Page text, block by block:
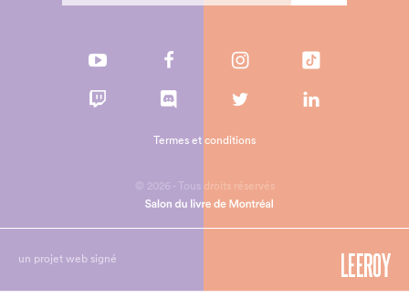
© 2026 - Tous droits réservés
Termes et conditions
un projet web signé